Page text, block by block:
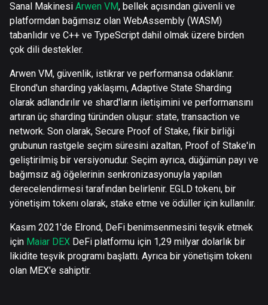
Sanal Makinesi Arwen VM, bellek açısından güvenli ve
platformdan bağımsız olan WebAssembly (WASM)
tabanlıdır ve C++ ve TypeScript dahil olmak üzere birden
çok dili destekler.
Arwen VM, güvenlik, istikrar ve performansa odaklanır.
Elrond'un sharding yaklaşımı, Adaptive State Sharding
olarak adlandırılır ve shard'ların iletişimini ve performansını
artıran üç sharding türünden oluşur: state, transaction ve
network. Son olarak, Secure Proof of Stake, fikir birliği
grubunun rastgele seçim süresini azaltan, Proof of Stake'in
geliştirilmiş bir versiyonudur. Seçim ayrıca, düğümün payı ve
bağımsız ağ öğelerinin senkronizasyonuyla yapılan
derecelendirmesi tarafından belirlenir. EGLD tokenı, bir
yönetişim tokenı olarak, stake etme ve ödüller için kullanılır.
Kasım 2021'de Elrond, DeFi benimsenmesini teşvik etmek
için Maiar DEX DeFi platformu için 1,29 milyar dolarlık bir
likidite teşvik programı başlattı. Ayrıca bir yönetişim tokenı
olan MEX'e sahiptir.